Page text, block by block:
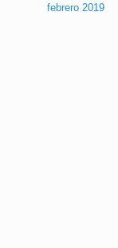
febrero 2019